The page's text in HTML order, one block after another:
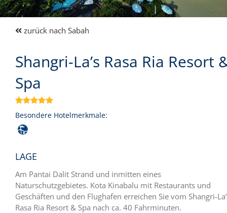
zurück nach Sabah
Shangri-La’s Rasa Ria Resort
Spa

Besondere Hotelmerkmale:
LAGE
Am Pantai Dalit Strand und inmitten eines
Naturschutzgebietes. Kota Kinabalu mit Restaurants und
Geschäften und den Flughafen erreichen Sie vom Shangri-
Rasa Ria Resort & Spa nach ca. 40 Fahrminuten.